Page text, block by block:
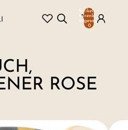
Artikel im
Warenkorb
insgesamt:
0
ROSE